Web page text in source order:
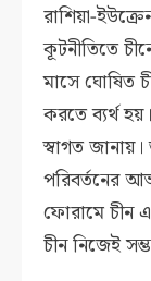
রাশিয়া-
কূটনীতিতে
মাসে ঘোষিত
করতে ব্যর্থ
স্বাগত
পরিবর্তনের
ফোরামে চীন
চীন নিজেই